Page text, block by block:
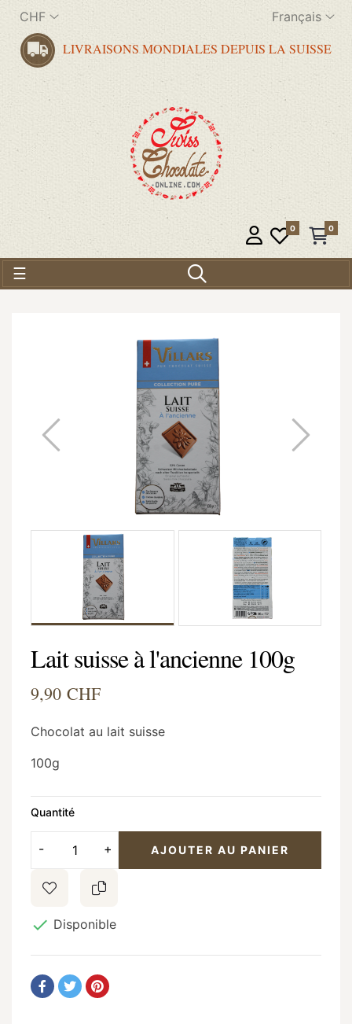
CHF Français
LIVRAISONS MONDIALES DEPUIS LA SUISSE
0 0
Basculer la navigation
☰
Lait suisse à l'ancienne 100g
9,90 CHF
Chocolat au lait suisse
100g
Quantité
AJOUTER AU PANIER
 Disponible